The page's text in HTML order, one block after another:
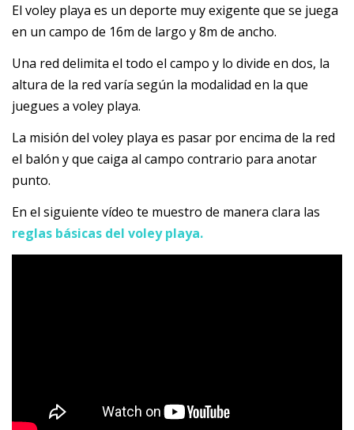
El voley playa es un deporte muy exigente que se juega
en un campo de 16m de largo y 8m de ancho.
Una red delimita el todo el campo y lo divide en dos, la
altura de la red varía según la modalidad en la que
juegues a voley playa.
La misión del voley playa es pasar por encima de la red
el balón y que caiga al campo contrario para anotar
punto.
En el siguiente vídeo te muestro de manera clara las
reglas básicas del voley playa.